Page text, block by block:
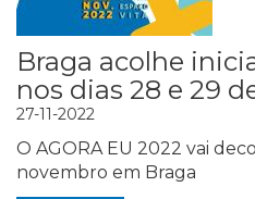
Braga acolhe
nos dias 28 e 29
27-11-2022
O AGORA EU 2022 vai
novembro em Braga